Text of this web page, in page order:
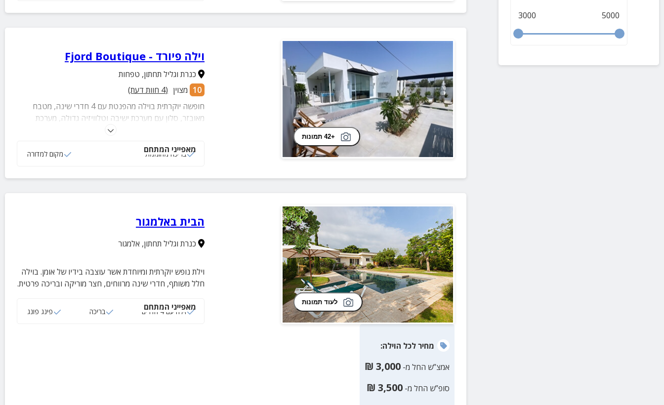
3000 5000
+42 תמונות
וילה פיורד - Fjord Boutique
כנרת וגליל תחתון, טפחות
10 מצוין (
4 חוות דעת)
חופשה יוקרתית בוילה מהפנטת עם 4 חדרי שינה, מטבח
מאובזר, סלון עם מערכת ישיבה וטלוויזיה גדולה, מערכת
הגברה איכותית ומתחם חוץ מעוצב הכולל בריכה עם מפל,
מאפייני המתחם
בריכה מחוממת מקום למדורה
לעוד תמונות
הבית באלמגור
כנרת וגליל תחתון, אלמגור
וילת נופש יוקרתית ומיוחדת אשר עוצבה בידיו של אומן. בוילה
חלל משותף, חדרי שינה מרווחים, חצר מוריקה ובריכה פרטית.
מאפייני המתחם
וילה עם 4 חדרים בריכה פינג פונג
מחירלכל הוילה:
אמצ”ש החל מ- 3,000
₪
סופ”ש החל מ- 3,500
₪